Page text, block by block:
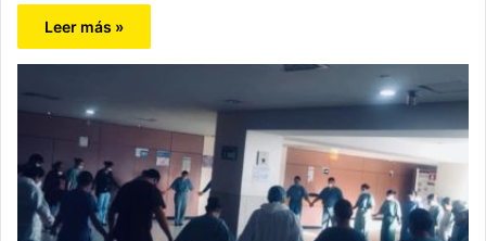
Leer más »